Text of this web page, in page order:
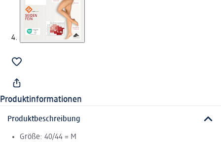
Produktinformationen
Produktbeschreibung
Größe: 40/44 = M